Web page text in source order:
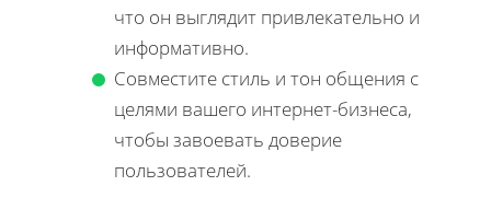
что он выглядит привлекательно и
информативно.
Совместите стиль и тон общения с
целями вашего интернет-бизнеса,
чтобы завоевать доверие
пользователей.